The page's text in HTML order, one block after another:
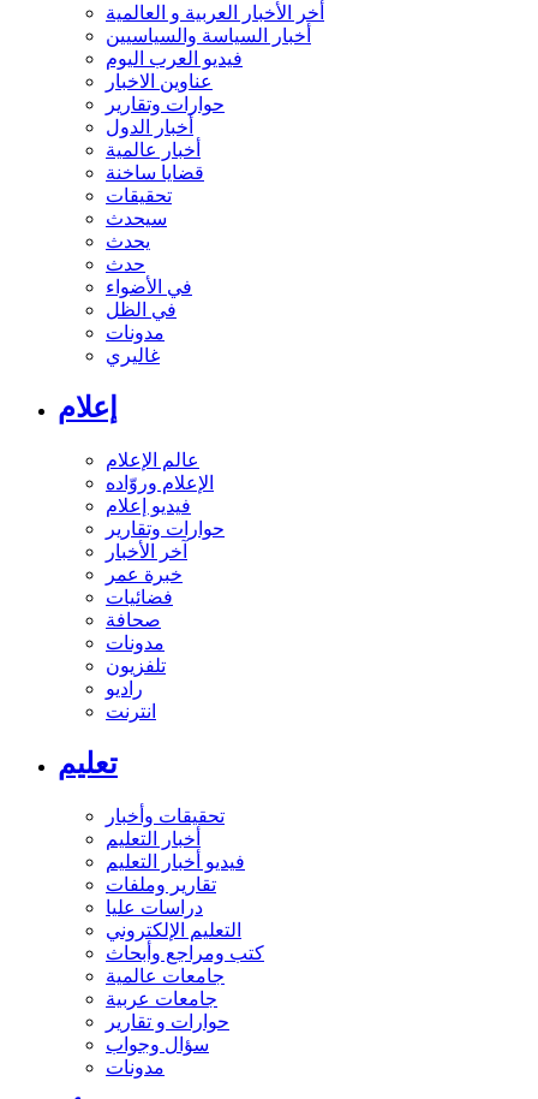
أخر الأخبار العربية و العالمية
أخبار السياسة والسياسيين
فيديو العرب اليوم
عناوين الاخبار
حوارات وتقارير
أخبار الدول
أخبار عالمية
قضايا ساخنة
تحقيقات
سيحدث
يحدث
حدث
في الأضواء
في الظل
مدونات
غاليري
إعلام
عالم الإعلام
الإعلام وروّاده
فيديو إعلام
حوارات وتقارير
آخر الأخبار
خبرة عمر
فضائيات
صحافة
مدونات
تلفزيون
راديو
انترنت
تعليم
تحقيقات وأخبار
أخبار التعليم
فيديو أخبار التعليم
تقارير وملفات
دراسات عليا
التعليم الإلكتروني
كتب ومراجع وأبحاث
جامعات عالمية
جامعات عربية
حوارات و تقارير
سؤال وجواب
مدونات